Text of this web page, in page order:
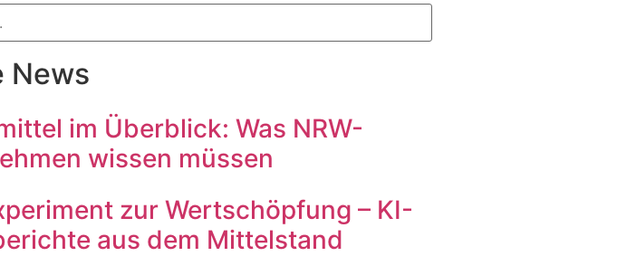
News
im Überblick: Was NRW-
wissen müssen
zur Wertschöpfung – KI-
aus dem Mittelstand